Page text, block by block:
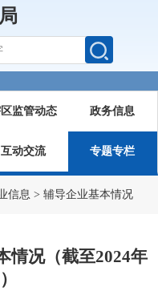
监管动态 政务信息
互动交流 专题专栏
信息 > 辅导企业基本情况
情况（截至2024年